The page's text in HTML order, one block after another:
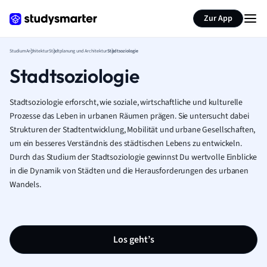
Zur App
StudiumArchitekturStadtplanung und ArchitekturStadtsoziologie
Stadtsoziologie
Stadtsoziologie erforscht, wie soziale, wirtschaftliche und kulturelle
Prozesse das Leben in urbanen Räumen prägen. Sie untersucht dabei
Strukturen der Stadtentwicklung, Mobilität und urbane Gesellschaften,
um ein besseres Verständnis des städtischen Lebens zu entwickeln.
Durch das Studium der Stadtsoziologie gewinnst Du wertvolle Einblicke
in die Dynamik von Städten und die Herausforderungen des urbanen
Wandels.
Los geht’s